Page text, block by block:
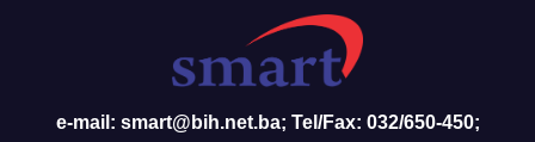
e-mail: smart@bih.net.ba; Tel/Fax: 032/650-450;